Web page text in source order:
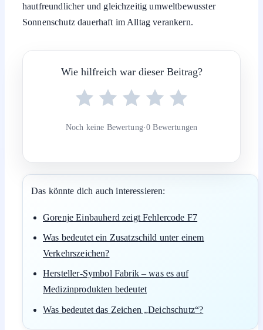
hautfreundlicher und gleichzeitig umweltbewusster
Sonnenschutz dauerhaft im Alltag verankern.
Wie hilfreich war dieser Beitrag?
Noch keine Bewertung·0 Bewertungen
Das könnte dich auch interessieren:
Gorenje Einbauherd zeigt Fehlercode F7
Was bedeutet ein Zusatzschild unter einem
Verkehrszeichen?
Hersteller-Symbol Fabrik – was es auf
Medizinprodukten bedeutet
Was bedeutet das Zeichen „Deichschutz“?